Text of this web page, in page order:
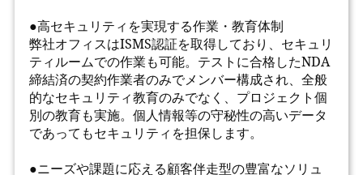
●高セキュリティを実現する作業・教育体制
弊社オフィスはISMS認証を取得しており、セキュリ
ティルームでの作業も可能。テストに合格したNDA
締結済の契約作業者のみでメンバー構成され、全般
的なセキュリティ教育のみでなく、プロジェクト個
別の教育も実施。個人情報等の守秘性の高いデータ
であってもセキュリティを担保します。
●ニーズや課題に応える顧客伴走型の豊富なソリュ